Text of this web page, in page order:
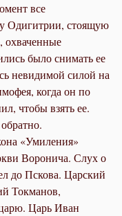
все
Одигитрии, стоящую
охваченные
было снимать ее
невидимой силой на
когда он по
чтобы взять ее.
«Умиления»
Воронича. Слух о
до Пскова. Царский
Токманов,
Царь Иван